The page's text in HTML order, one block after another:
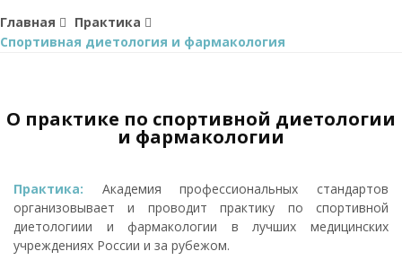
Главная
Практика
Спортивная диетология и фармакология
О практике по спортивной диетологии
и фармакологии
Практика: Академия профессиональных стандартов
организовывает и проводит практику по спортивной
диетологиии и фармакологии в лучших медицинских
учреждениях России и за рубежом.